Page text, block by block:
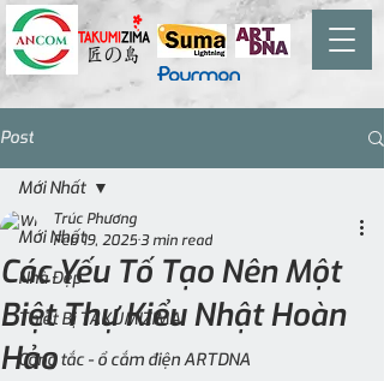
Post
Mới Nhất
Nhà Đẹp
Thiết Bị TAKUMIZIMA
Công tắc - ổ cắm điện ARTDNA
Mới Nhất
Các Yếu Tố Tạo Nên Một
Biệt Thự Kiểu Nhật Hoàn
Hảo
Trúc Phương
Feb 19, 20253 min read